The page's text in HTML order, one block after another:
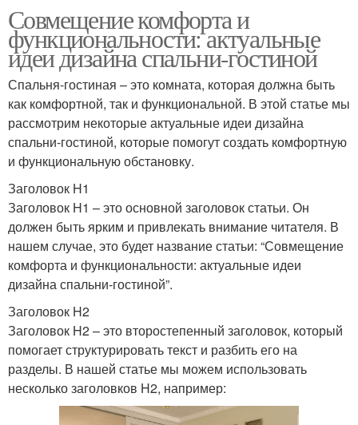
Совмещение комфорта и
функциональности: актуальные
идеи дизайна спальни-гостиной
Спальня-гостиная – это комната, которая должна быть
как комфортной, так и функциональной. В этой статье мы
рассмотрим некоторые актуальные идеи дизайна
спальни-гостиной, которые помогут создать комфортную
и функциональную обстановку.
Заголовок H1
Заголовок H1 – это основной заголовок статьи. Он
должен быть ярким и привлекать внимание читателя. В
нашем случае, это будет название статьи: “Совмещение
комфорта и функциональности: актуальные идеи
дизайна спальни-гостиной”.
Заголовок H2
Заголовок H2 – это второстепенный заголовок, который
помогает структурировать текст и разбить его на
разделы. В нашей статье мы можем использовать
несколько заголовков H2, например: